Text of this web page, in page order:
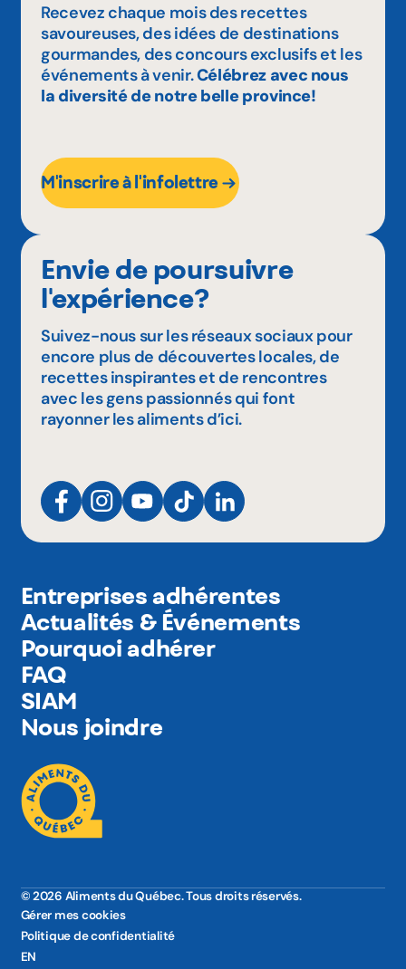
Recevez chaque mois des recettes
savoureuses, des idées de destinations
gourmandes, des concours exclusifs et les
événements à venir.Célébrez avec nous
la diversité de notre belle province!
M'inscrire à l'infolettre
Envie de poursuivre
l'expérience?
Suivez-nous sur les réseaux sociaux pour
encore plus de découvertes locales, de
recettes inspirantes et de rencontres
avec les gens passionnés qui font
rayonner les aliments d’ici.
Entreprises adhérentes
Actualités & Événements
Pourquoi adhérer
FAQ
SIAM
Nous joindre
© 2026 Aliments du Québec. Tous droits réservés.
Gérer mes cookies
Politique de confidentialité
EN